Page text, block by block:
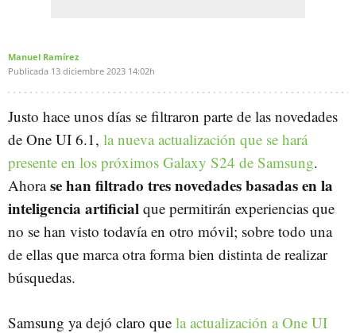
Manuel Ramírez
Publicada 13 diciembre 2023 14:02h
Justo hace unos días se filtraron parte de las novedades
de One UI 6.1, la nueva actualización que se hará
presente en los próximos Galaxy S24 de Samsung.
Ahorase han filtrado tres novedades basadas en la
inteligencia artificial que permitirán experiencias que
no se han visto todavía en otro móvil; sobre todo una
de ellas que marca otra forma bien distinta de realizar
búsquedas.
Samsung ya dejó claro que la actualización a One UI